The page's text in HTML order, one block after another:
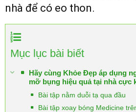
nhà để có eo thon.
Mục lục bài biết
Hãy cùng Khỏe Đẹp áp dụng
mỡ bụng hiệu quả tại nhà cực
Bài tập nằm duỗi tạ qua đầu
Bài tập xoay bóng Medicine